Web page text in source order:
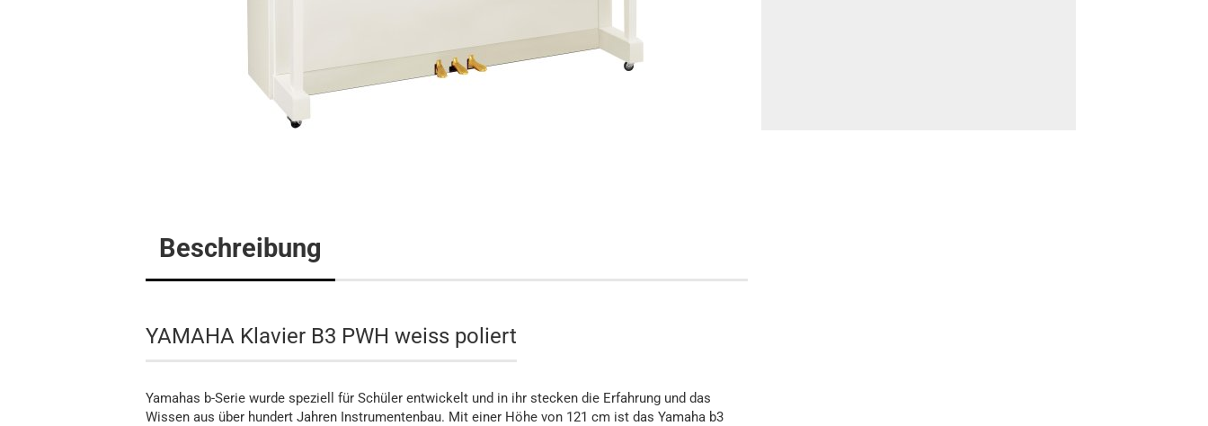
Flügel
Klavier
Beschreibung
YAMAHA Klavier B3 PWH weiss poliert
Yamahas b-Serie wurde speziell für Schüler entwickelt und in ihr stecken die Erfahrung und das
Wissen aus über hundert Jahren Instrumentenbau. Mit einer Höhe von 121 cm ist das Yamaha b3